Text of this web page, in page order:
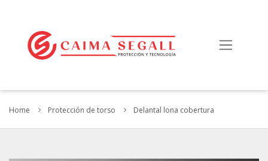
Home Protección de torso Delantal lona cobertura